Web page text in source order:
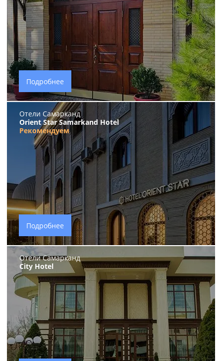
Подробнее
Отели Самарканд
Orient Star Samarkand Hotel
Рекомендуем
Подробнее
Отели Самарканд
City Hotel